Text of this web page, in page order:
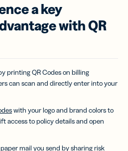
a key
with QR
printing QR Codes on billing
can scan and directly enter into your
with your logo and brand colors to
access to policy details and open
mail you send by sharing risk